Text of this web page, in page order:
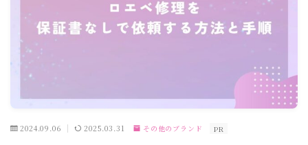
プライバシーポリシー
利用規約／特定商取引法に基づく表記
2024.09.06 2025.03.31 その他のブランド PR